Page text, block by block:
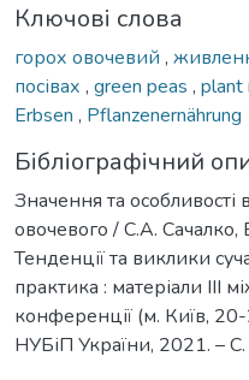
Ключові слова
горох овочевий ,
посівах , green peas , plant
Erbsen , Pflanzenernährung
Бібліографічний
Значення та
овочевого / С.А.
Тенденції та виклики
практика : матеріали IIІ
конференції (м. Київ,
НУБіП України, 2021. –